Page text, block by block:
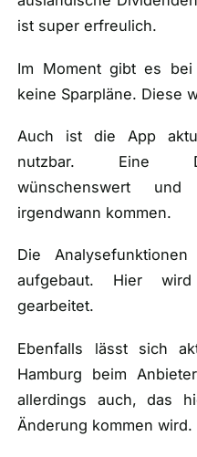
ist super erfreulich.
Im Moment gibt es bei
keine Sparpläne. Diese
Auch ist die App
nutzbar. Eine
wünschenswert
irgendwann kommen.
Die
aufgebaut. Hier
gearbeitet.
Ebenfalls lässt sich
Hamburg beim
allerdings auch, das
Änderung kommen wird.